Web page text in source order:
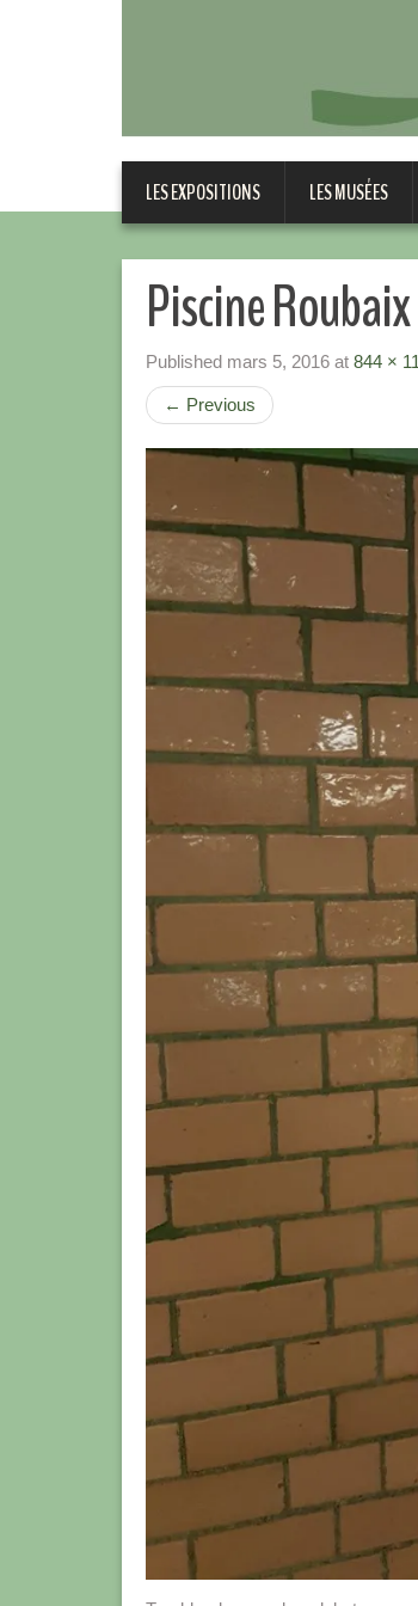
LES EXPOSITIONS LES MUSÉES
Piscine
Published mars 5, 2016 at 844 ×
← Previous